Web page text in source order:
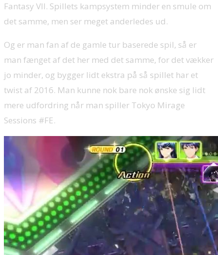
Fantasy VII. Spillets kampsystem minder en smule om
det samme, men ser meget anderledes ud.
Og er man fan af de gamle tur baserede spil, så er
man fænget af det her med det samme, for det vækker
jo minder, og bygger lidt ekstra på så spillet har et
twist af 2016. Man kunne nok bare nok ønske sig lidt
mere udfordring når man spiller Tokyo Mirage
Sessions #FE.